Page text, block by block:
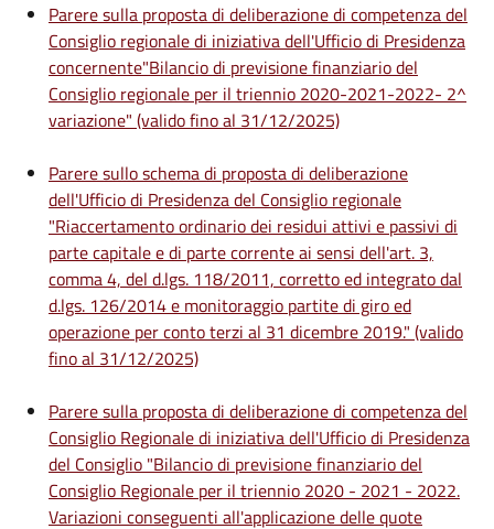
Parere sulla proposta di deliberazione di competenza del
Consiglio regionale di iniziativa dell'Ufficio di Presidenza
concernente"Bilancio di previsione finanziario del
Consiglio regionale per il triennio 2020-2021-2022- 2^
variazione" (valido fino al 31/12/2025)
Parere sullo schema di proposta di deliberazione
dell'Ufficio di Presidenza del Consiglio regionale
"Riaccertamento ordinario dei residui attivi e passivi di
parte capitale e di parte corrente ai sensi dell'art. 3,
comma 4, del d.lgs. 118/2011, corretto ed integrato dal
d.lgs. 126/2014 e monitoraggio partite di giro ed
operazione per conto terzi al 31 dicembre 2019." (valido
fino al 31/12/2025)
Parere sulla proposta di deliberazione di competenza del
Consiglio Regionale di iniziativa dell'Ufficio di Presidenza
del Consiglio "Bilancio di previsione finanziario del
Consiglio Regionale per il triennio 2020 - 2021 - 2022.
Variazioni conseguenti all'applicazione delle quote